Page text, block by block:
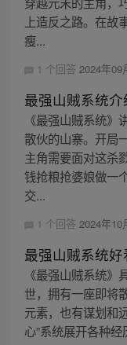
上造反之路。在故
瘦...
1 个回答 2024年09
最强山贼系统介
《最强山贼系统
散伙的山寨。开局
主角需要面对这杀
钱抢粮抢婆娘做一
交...
1 个回答 2024年10
最强山贼系统好
《最强山贼系统
世，拥有一座即将
元素，也有谋划和
心”系统展开各种